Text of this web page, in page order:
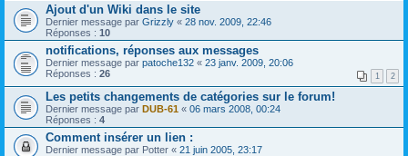
Ajout d'un Wiki dans le site
Dernier message par Grizzly « 28 nov. 2009, 22:46
Réponses : 10
notifications, réponses aux messages
Dernier message par patoche132 « 23 janv. 2009, 20:06
Réponses : 26 1 2
Les petits changements de catégories sur le forum!
Dernier message par DUB-61 « 06 mars 2008, 00:24
Réponses : 4
Comment insérer un lien :
Dernier message par Potter « 21 juin 2005, 23:17